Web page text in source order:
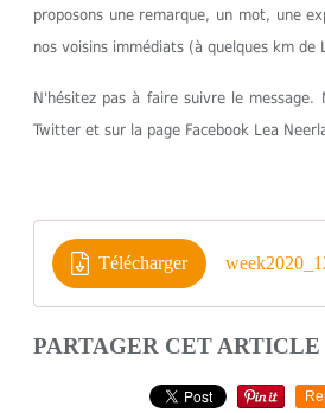
proposons une remarque, un mot, une
nos voisins immédiats (à quelques km de
N'hésitez pas à faire suivre le message.
Twitter et sur la page Facebook Lea
Télécharger
PARTAGER CET ARTICLE